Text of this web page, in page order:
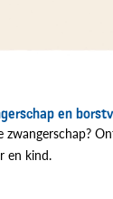
en
zwangerschap?
en kind.